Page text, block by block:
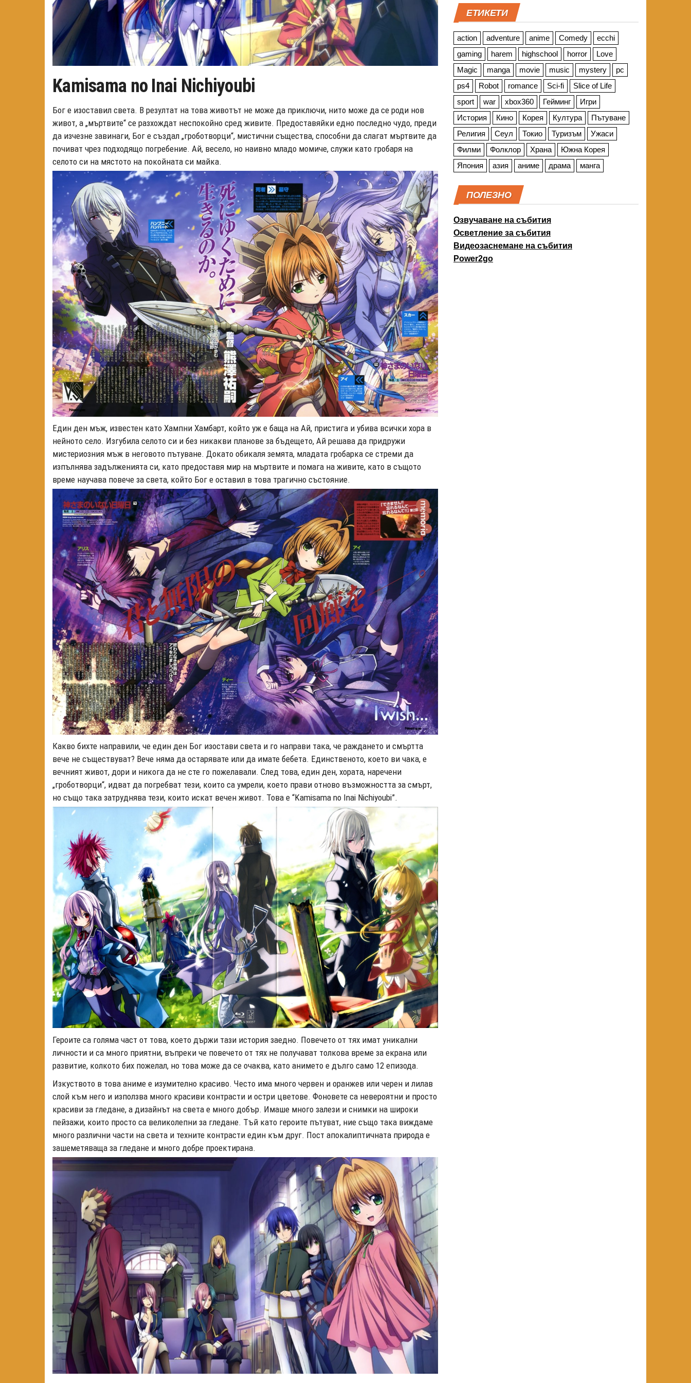
Kamisama no Inai Nichiyoubi
Бог е изоставил света. В резултат на това животът не може да приключи, нито може да се роди нов
живот, а „мъртвите“ се разхождат неспокойно сред живите. Предоставяйки едно последно чудо, преди
да изчезне завинаги, Бог е създал „гроботворци“, мистични същества, способни да слагат мъртвите да
почиват чрез подходящо погребение. Ай, весело, но наивно младо момиче, служи като гробаря на
селото си на мястото на покойната си майка.
Един ден мъж, известен като Хампни Хамбарт, който уж е баща на Ай, пристига и убива всички хора в
нейното село. Изгубила селото си и без никакви планове за бъдещето, Ай решава да придружи
мистериозния мъж в неговото пътуване. Докато обикаля земята, младата гробарка се стреми да
изпълнява задълженията си, като предоставя мир на мъртвите и помага на живите, като в същото
време научава повече за света, който Бог е оставил в това трагично състояние.
Какво бихте направили, че един ден Бог изостави света и го направи така, че раждането и смъртта
вече не съществуват? Вече няма да остарявате или да имате бебета. Единственото, което ви чака, е
вечният живот, дори и никога да не сте го пожелавали. След това, един ден, хората, наречени
„гроботворци“, идват да погребват тези, които са умрели, което прави отново възможността за смърт,
но също така затруднява тези, които искат вечен живот. Това е “Kamisama no Inai Nichiyoubi”.
Героите са голяма част от това, което държи тази история заедно. Повечето от тях имат уникални
личности и са много приятни, въпреки че повечето от тях не получават толкова време за екрана или
развитие, колкото бих пожелал, но това може да се очаква, като анимето е дълго само 12 епизода.
Изкуството в това аниме е изумително красиво. Често има много червен и оранжев или черен и лилав
слой към него и използва много красиви контрасти и остри цветове. Фоновете са невероятни и просто
красиви за гледане, а дизайнът на света е много добър. Имаше много залези и снимки на широки
пейзажи, които просто са великолепни за гледане. Тъй като героите пътуват, ние също така виждаме
много различни части на света и техните контрасти един към друг. Пост апокалиптичната природа е
зашеметяваща за гледане и много добре проектирана.
ЕТИКЕТИ
action adventure anime Comedy
ecchi
gaming
harem highschool horror
Love
Magic
manga movie music mystery
pc
ps4
Robot romance Sci-fi
Slice of Life
sport
war xbox360 Гейминг
Игри
История
Кино Корея Култура
Пътуване
Религия
Сеул Токио Туризъм
Ужаси
Филми
Фолклор Храна
Южна Корея
Япония
азия аниме драма манга
ПОЛЕЗНО
Озвучаване на събития
Осветление за събития
Видеозаснемане на събития
Power2go